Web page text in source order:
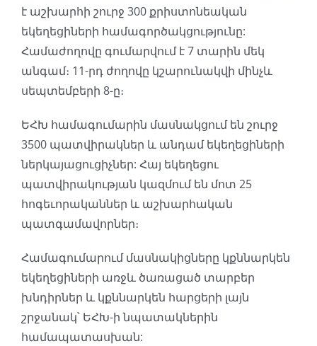
է աշխարհի շուրջ 300 քրիստոնեական
եկեղեցիների համագործակցությունը:
Համաժողովը գումարվում է 7 տարին մեկ
անգամ։ 11-րդ ժողովը կշարունակվի մինչև
սեպտեմբերի 8-ը։
ԵՀԽ համագումարին մասնակցում են շուրջ
3500 պատվիրակներ և անդամ եկեղեցիների
ներկայացուցիչներ: Հայ եկեղեցու
պատվիրակության կազմում են մոտ 25
հոգեւորականներ և աշխարհական
պատգամավորներ։
Համագումարում մասնակիցները կքննարկեն
եկեղեցիների առջև ծառացած տարբեր
խնդիրներ և կքննարկեն հարցերի լայն
շրջանակ՝ ԵՀԽ-ի նպատակներին
համապատասխան: